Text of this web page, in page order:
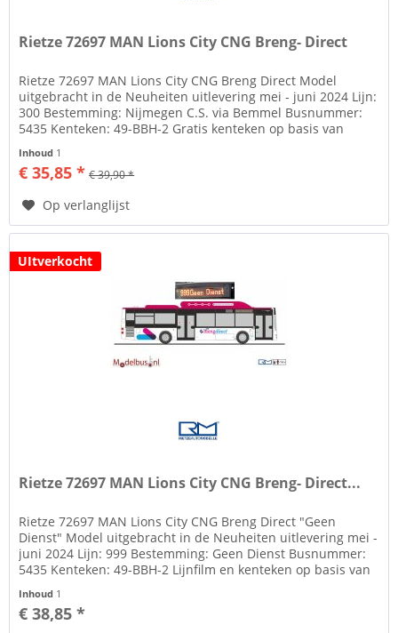
Rietze 72697 MAN Lions City CNG Breng- Direct
Rietze 72697 MAN Lions City CNG Breng Direct Model
uitgebracht in de Neuheiten uitlevering mei - juni 2024 Lijn:
300 Bestemming: Nijmegen C.S. via Bemmel Busnummer:
5435 Kenteken: 49-BBH-2 Gratis kenteken op basis van
Inhoud 1
€ 35,85 * € 39,90 *
Op verlanglijst
UItverkocht
Rietze 72697 MAN Lions City CNG Breng- Direct...
Rietze 72697 MAN Lions City CNG Breng Direct "Geen
Dienst" Model uitgebracht in de Neuheiten uitlevering mei -
juni 2024 Lijn: 999 Bestemming: Geen Dienst Busnummer:
5435 Kenteken: 49-BBH-2 Lijnfilm en kenteken op basis van
Inhoud 1
€ 38,85 *